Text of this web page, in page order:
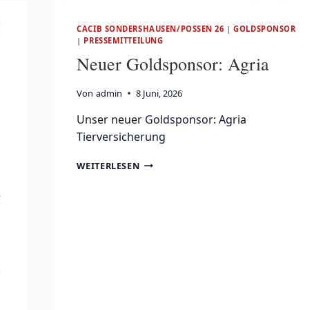
CACIB SONDERSHAUSEN/POSSEN 26 |GOLDSPONSOR
| PRESSEMITTEILUNG
Neuer Goldsponsor: Agria
Von admin 8 Juni, 2026
Unser neuer Goldsponsor: Agria
Tierversicherung
WEITERLESENNEUER